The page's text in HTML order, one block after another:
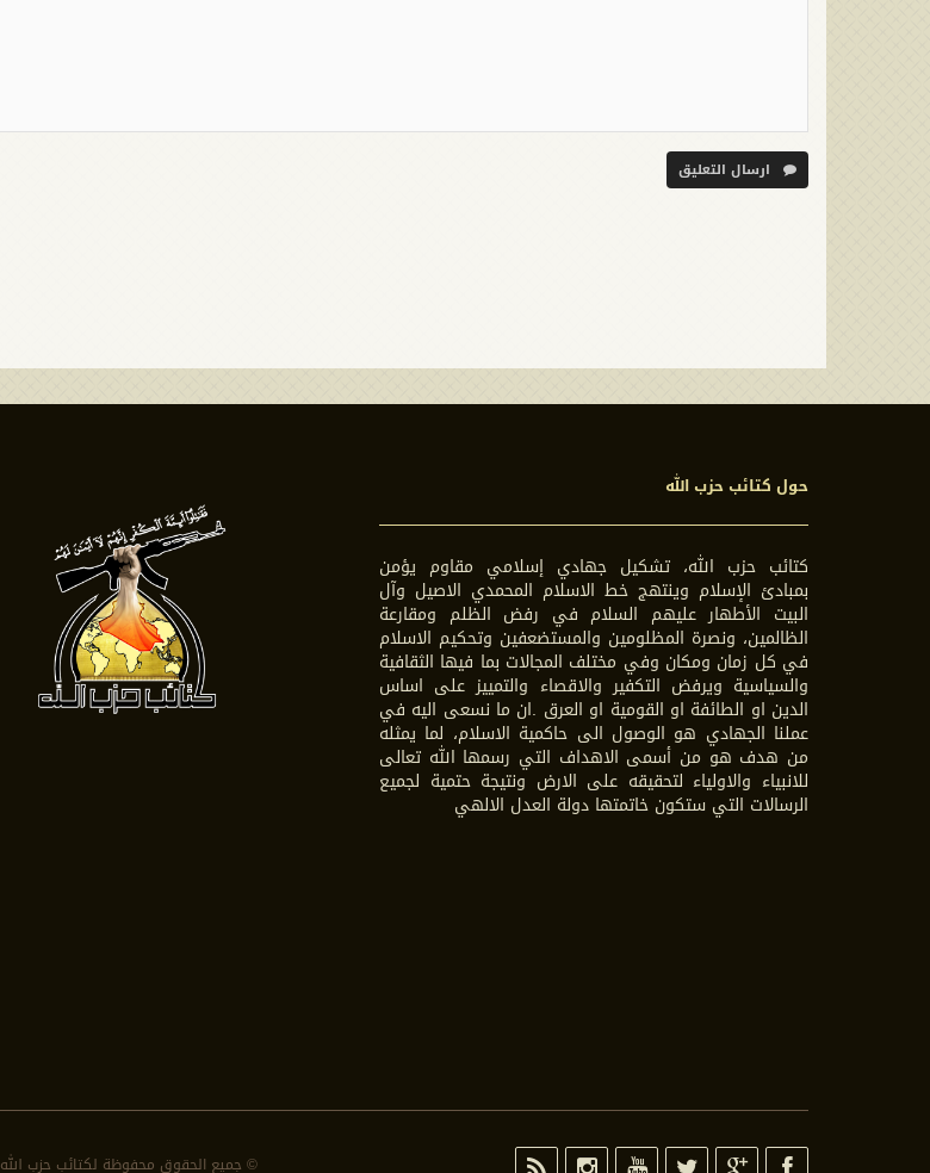
ارسال التعليق
حول كتائب حزب الله
كتائب حزب الله، تشكيل جهادي إسلامي مقاوم يؤمن
بمبادئ الإسلام وينتهج خط الاسلام المحمدي الاصيل وآل
البيت الأطهار عليهم السلام في رفض الظلم ومقارعة
الظالمين، ونصرة المظلومين والمستضعفين وتحكيم الاسلام
في كل زمان ومكان وفي مختلف المجالات بما فيها الثقافية
والسياسية ويرفض التكفير والاقصاء والتمييز على اساس
الدين او الطائفة او القومية او العرق .ان ما نسعى اليه في
عملنا الجهادي هو الوصول الى حاكمية الاسلام، لما يمثله
من هدف هو من أسمى الاهداف التي رسمها الله تعالى
للانبياء والاولياء لتحقيقه على الارض ونتيجة حتمية لجميع
الرسالات التي ستكون خاتمتها دولة العدل الالهي
© جمیع الحقوق محفوظة لكتائب حزب الله